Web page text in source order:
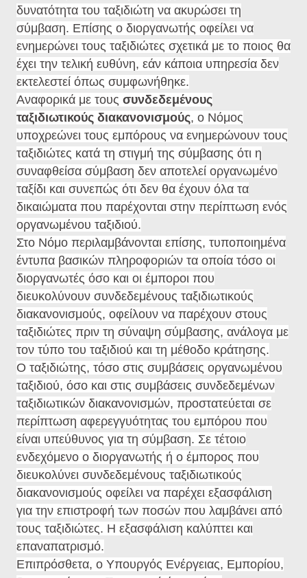
δυνατότητα του ταξιδιώτη να ακυρώσει τη
σύμβαση. Επίσης ο διοργανωτής οφείλει να
ενημερώνει τους ταξιδιώτες σχετικά με το ποιος θα
έχει την τελική ευθύνη, εάν κάποια υπηρεσία δεν
εκτελεστεί όπως συμφωνήθηκε.
Αναφορικά με τους συνδεδεμένους
ταξιδιωτικούς διακανονισμούς, ο Νόμος
υποχρεώνει τους εμπόρους να ενημερώνουν τους
ταξιδιώτες κατά τη στιγμή της σύμβασης ότι η
συναφθείσα σύμβαση δεν αποτελεί οργανωμένο
ταξίδι και συνεπώς ότι δεν θα έχουν όλα τα
δικαιώματα που παρέχονται στην περίπτωση ενός
οργανωμένου ταξιδιού.
Στο Νόμο περιλαμβάνονται επίσης, τυποποιημένα
έντυπα βασικών πληροφοριών τα οποία τόσο οι
διοργανωτές όσο και οι έμποροι που
διευκολύνουν συνδεδεμένους ταξιδιωτικούς
διακανονισμούς, οφείλουν να παρέχουν στους
ταξιδιώτες πριν τη σύναψη σύμβασης, ανάλογα με
τον τύπο του ταξιδιού και τη μέθοδο κράτησης.
Ο ταξιδιώτης, τόσο στις συμβάσεις οργανωμένου
ταξιδιού, όσο και στις συμβάσεις συνδεδεμένων
ταξιδιωτικών διακανονισμών, προστατεύεται σε
περίπτωση αφερεγγυότητας του εμπόρου που
είναι υπεύθυνος για τη σύμβαση. Σε τέτοιο
ενδεχόμενο ο διοργανωτής ή ο έμπορος που
διευκολύνει συνδεδεμένους ταξιδιωτικούς
διακανονισμούς οφείλει να παρέχει εξασφάλιση
για την επιστροφή των ποσών που λαμβάνει από
τους ταξιδιώτες. Η εξασφάλιση καλύπτει και
επαναπατρισμό.
Επιπρόσθετα, ο Υπουργός Ενέργειας, Εμπορίου,